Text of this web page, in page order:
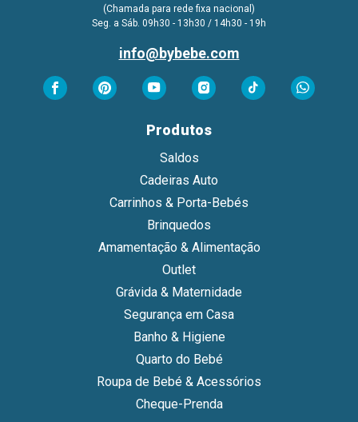
(Chamada para rede fixa nacional)
Seg. a Sáb. 09h30 - 13h30 / 14h30 - 19h
info@bybebe.com
Produtos
Saldos
Cadeiras Auto
Carrinhos & Porta-Bebés
Brinquedos
Amamentação & Alimentação
Outlet
Grávida & Maternidade
Segurança em Casa
Banho & Higiene
Quarto do Bebé
Roupa de Bebé & Acessórios
Cheque-Prenda